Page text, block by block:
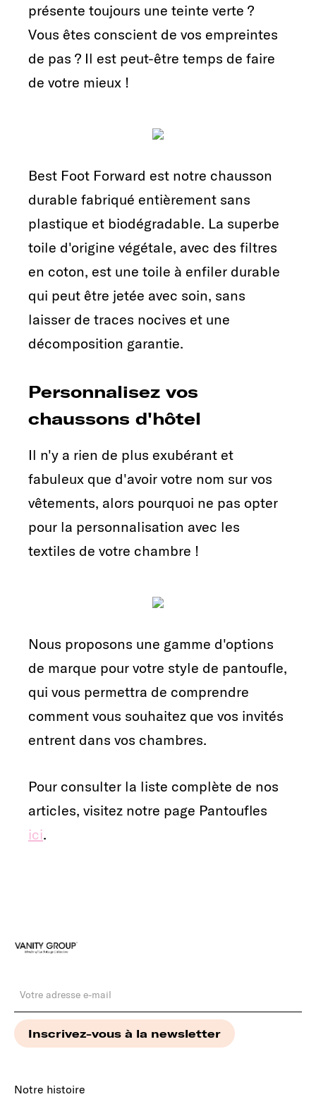
présente toujours une teinte verte ?
Vous êtes conscient de vos empreintes
de pas ? Il est peut-être temps de faire
de votre mieux !
Best Foot Forward est notre chausson
durable fabriqué entièrement sans
plastique et biodégradable. La superbe
toile d'origine végétale, avec des filtres
en coton, est une toile à enfiler durable
qui peut être jetée avec soin, sans
laisser de traces nocives et une
décomposition garantie.
Personnalisez vos
chaussons d'hôtel
Il n'y a rien de plus exubérant et
fabuleux que d'avoir votre nom sur vos
vêtements, alors pourquoi ne pas opter
pour la personnalisation avec les
textiles de votre chambre !
Nous proposons une gamme d'options
de marque pour votre style de pantoufle,
qui vous permettra de comprendre
comment vous souhaitez que vos invités
entrent dans vos chambres.
Pour consulter la liste complète de nos
articles, visitez notre page Pantoufles
ici.
Notre histoire